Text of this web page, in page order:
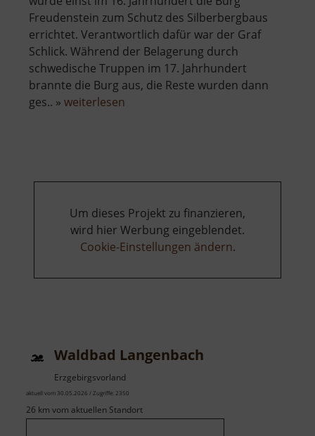
Freudenstein zum Schutz des Silberbergbaus
errichtet. Verantwortlich dafür war der Graf
Schlick. Während der Belagerung durch
schwedische Truppen im 17. Jahrhundert
brannte die Burg aus, die Reste wurden dann
ges.. » weiterlesen
Um dieses Projekt zu finanzieren,
wird hier Werbung eingeblendet.
Cookie-Einstellungen ändern.
Waldbad Langenbach
Erzgebirgsvorland
aktuell vom 30.05.2026 / Zugriffe: 2350
26 km vom aktuellen Standort